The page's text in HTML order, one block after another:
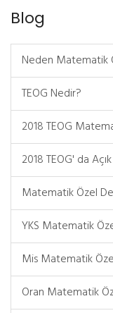
Blog
Neden Matematik
TEOG Nedir?
2018 TEOG
2018 TEOG' da
Matematik Özel
YKS Matematik
Mis Matematik
Oran Matematik